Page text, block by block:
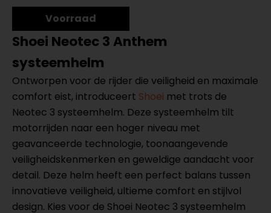
Voorraad
Shoei Neotec 3 Anthem
systeemhelm
Ontworpen voor de rijder die veiligheid en maximale
comfort eist, introduceert Shoei met trots de
Neotec 3 systeemhelm. Deze systeemhelm tilt
motorrijden naar een hoger niveau met
geavanceerde technologie, toonaangevende
veiligheidskenmerken en geweldige aandacht voor
detail. Deze helm heeft een perfect balans tussen
innovatieve veiligheid, ultieme comfort en stijlvol
design. Kies voor de Shoei Neotec 3 systeemhelm